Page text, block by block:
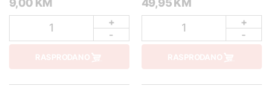
1
+
-
RASPRODANO
1
+
-
RASPRODANO